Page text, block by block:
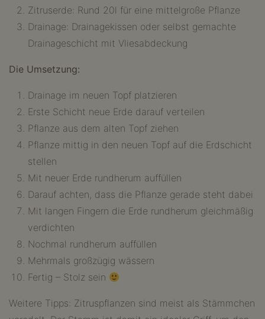
Zitruserde: Rund 20l für eine mittelgroße Pflanze
Drainage: Drainagekissen oder selbst gemachte
Drainageschicht mit Vliesabdeckung
Die Umsetzung:
Drainage im neuen Topf platzieren
Erste Schicht neue Erde darauf verteilen
Pflanze aus dem alten Topf ziehen
Pflanze mittig in den neuen Topf auf die Erdschicht
stellen
Mit neuer Erde rundherum auffüllen
Darauf achten, dass die Pflanze gerade steht dabei
Mit langen Fingern die Erde rundherum gleichmäßig
verdichten
Nochmal rundherum auffüllen
Mehrmals großzügig wässern
Fertig – Stolz sein
Weitere Tipps: Zitruspflanzen sind meist als Stämmchen